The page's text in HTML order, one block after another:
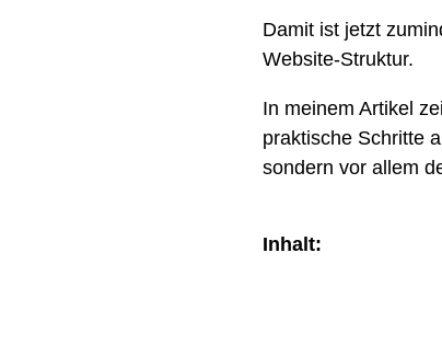
Damit ist jetzt
Website-Struktur.
In meinem Artikel
praktische Schritte
sondern vor allem
Inhalt: